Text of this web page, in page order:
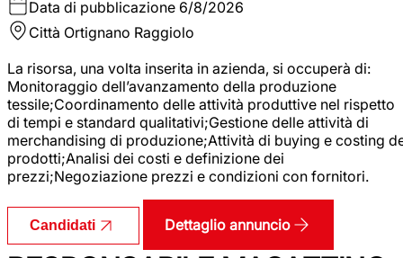
Data di pubblicazione 6/8/2026
Città Ortignano Raggiolo
La risorsa, una volta inserita in azienda, si occuperà di:
Monitoraggio dell’avanzamento della produzione
tessile;Coordinamento delle attività produttive nel rispetto
di tempi e standard qualitativi;Gestione delle attività di
merchandising di produzione;Attività di buying e costing
prodotti;Analisi dei costi e definizione dei
prezzi;Negoziazione prezzi e condizioni con fornitori.
Candidati Dettaglio annuncio